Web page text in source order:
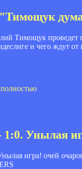
Тимощук
и чего ждут
Унылая